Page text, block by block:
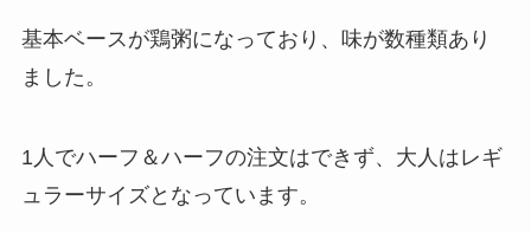
基本ベースが鶏粥になっており、味が数種類あり
ました。
1人でハーフ＆ハーフの注文はできず、大人はレギ
ュラーサイズとなっています。